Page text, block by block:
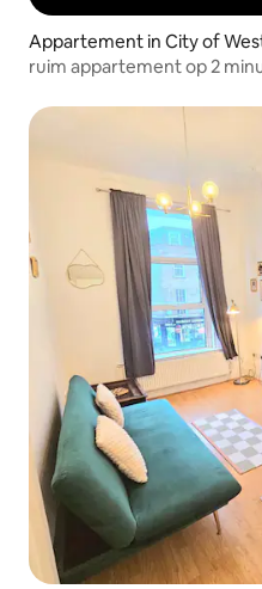
Appartement in City of
ruim appartement op 2